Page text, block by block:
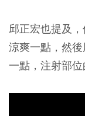
邱正宏也提及
涼爽一點，然
一點，注射部位